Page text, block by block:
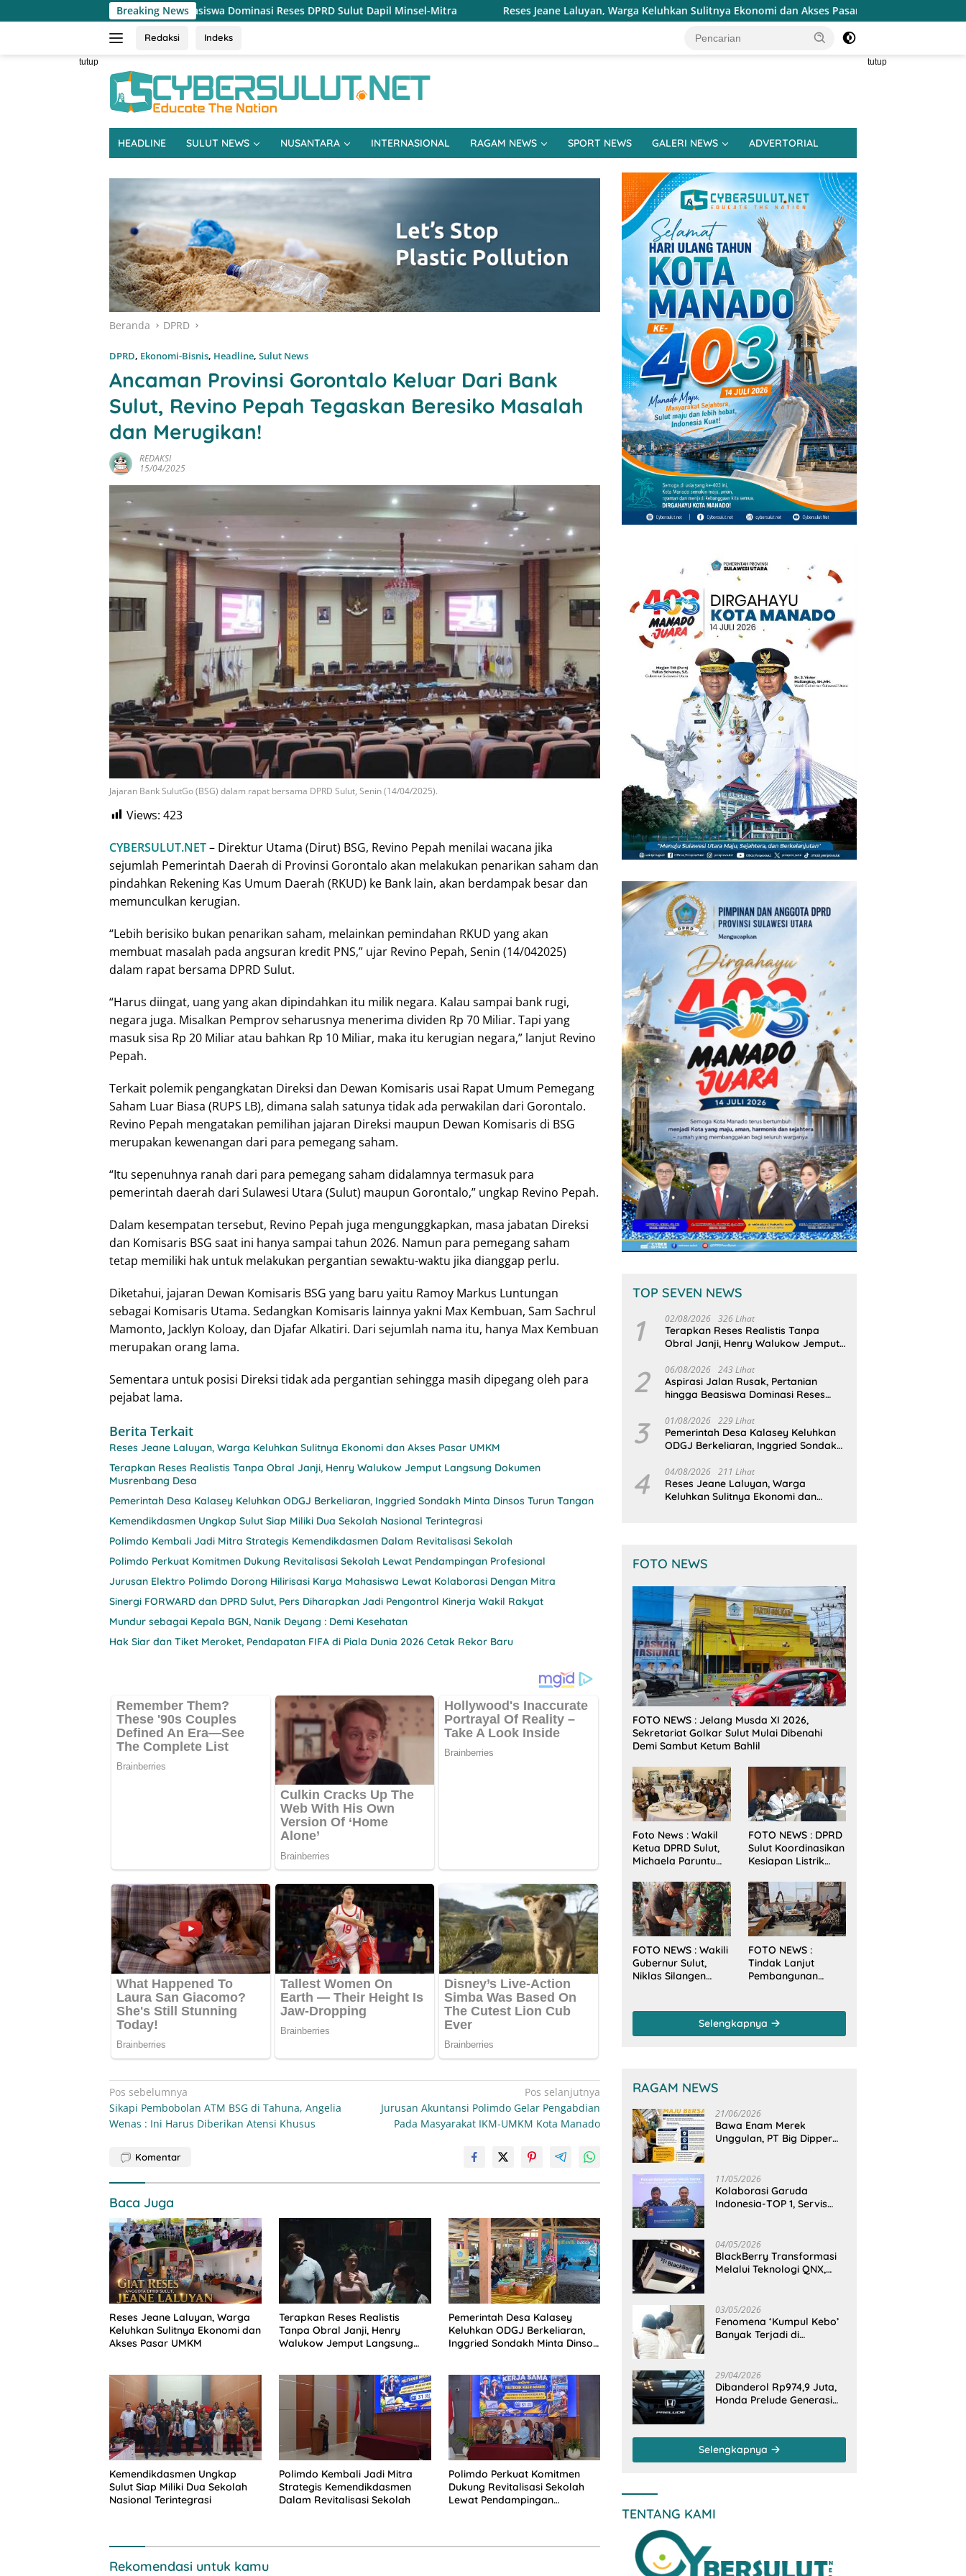
ke
Breaking News
Beasiswa Dominasi Reses DPRD Sulut Dapil Minsel-Mitra Reses Jeane Laluyan, Warga Keluhkan Sulitnya Ekonomi dan Akses Pasar UMKM Terapkan Reses Realistis Tanpa
Redaksi Indeks
tutup tutup
HEADLINE SULUT NEWS NUSANTARA INTERNASIONAL RAGAM NEWS SPORT NEWS GALERI NEWS ADVERTORIAL
Beranda DPRD
DPRD, Ekonomi-Bisnis, Headline, Sulut News
Ancaman Provinsi Gorontalo Keluar Dari Bank
Sulut, Revino Pepah Tegaskan Beresiko Masalah
dan Merugikan!
REDAKSI
15/04/2025
Jajaran Bank SulutGo (BSG) dalam rapat bersama DPRD Sulut, Senin (14/04/2025).
Views: 423
CYBERSULUT.NET– Direktur Utama (Dirut) BSG, Revino Pepah menilai wacana jika
sejumlah Pemerintah Daerah di Provinsi Gorontalo akan melakukan penarikan saham dan
pindahkan Rekening Kas Umum Daerah (RKUD) ke Bank lain, akan berdampak besar dan
memunculkan kerugian.
“Lebih berisiko bukan penarikan saham, melainkan pemindahan RKUD yang akan
membuat masalah pada angsuran kredit PNS,” ujar Revino Pepah, Senin (14/042025)
dalam rapat bersama DPRD Sulut.
“Harus diingat, uang yang akan dipindahkan itu milik negara. Kalau sampai bank rugi,
negara juga. Misalkan Pemprov seharusnya menerima dividen Rp 70 Miliar. Tapi yang
masuk sisa Rp 20 Miliar atau bahkan Rp 10 Miliar, maka itu kerugian negara,” lanjut Revino
Pepah.
Terkait polemik pengangkatan Direksi dan Dewan Komisaris usai Rapat Umum Pemegang
Saham Luar Biasa (RUPS LB), dimana salah satunya tidak ada perwakilan dari Gorontalo.
Revino Pepah mengatakan pemilihan jajaran Direksi maupun Dewan Komisaris di BSG
merupakan kewenangan dari para pemegang saham.
“Itu sepenuhnya ranah dari para pemegang saham didalamnya termasuk para
pemerintah daerah dari Sulawesi Utara (Sulut) maupun Gorontalo,” ungkap Revino Pepah.
Dalam kesempatan tersebut, Revino Pepah juga mengunggkapkan, masa jabatan Direksi
dan Komisaris BSG saat ini hanya sampai tahun 2026. Namun para pemegang saham
tetap memiliki hak untuk melakukan pergantian sewaktu-waktu jika dianggap perlu.
Diketahui, jajaran Dewan Komisaris BSG yang baru yaitu Ramoy Markus Luntungan
sebagai Komisaris Utama. Sedangkan Komisaris lainnya yakni Max Kembuan, Sam Sachrul
Mamonto, Jacklyn Koloay, dan Djafar Alkatiri. Dari sejumlah nama itu, hanya Max Kembuan
merupakan orang lama.
Sementara untuk posisi Direksi tidak ada pergantian sehingga masih dipegang oleh para
pejabat lama.
Berita Terkait
Reses Jeane Laluyan, Warga Keluhkan Sulitnya Ekonomi dan Akses Pasar UMKM
Terapkan Reses Realistis Tanpa Obral Janji, Henry Walukow Jemput Langsung Dokumen
Musrenbang Desa
Pemerintah Desa Kalasey Keluhkan ODGJ Berkeliaran, Inggried Sondakh Minta Dinsos Turun Tangan
Kemendikdasmen Ungkap Sulut Siap Miliki Dua Sekolah Nasional Terintegrasi
Polimdo Kembali Jadi Mitra Strategis Kemendikdasmen Dalam Revitalisasi Sekolah
Polimdo Perkuat Komitmen Dukung Revitalisasi Sekolah Lewat Pendampingan Profesional
Jurusan Elektro Polimdo Dorong Hilirisasi Karya Mahasiswa Lewat Kolaborasi Dengan Mitra
Sinergi FORWARD dan DPRD Sulut, Pers Diharapkan Jadi Pengontrol Kinerja Wakil Rakyat
Mundur sebagai Kepala BGN, Nanik Deyang : Demi Kesehatan
Hak Siar dan Tiket Meroket, Pendapatan FIFA di Piala Dunia 2026 Cetak Rekor Baru
Navigasi
pos
Pos sebelumnya
Sikapi Pembobolan ATM BSG di Tahuna, Angelia
Wenas : Ini Harus Diberikan Atensi Khusus
Pos selanjutnya
Jurusan Akuntansi Polimdo Gelar Pengabdian
Pada Masyarakat IKM-UMKM Kota Manado
Komentar
Baca Juga
Reses Jeane Laluyan, Warga
Keluhkan Sulitnya Ekonomi dan
Akses Pasar UMKM
Terapkan Reses Realistis
Tanpa Obral Janji, Henry
Walukow Jemput Langsung
Pemerintah Desa Kalasey
Keluhkan ODGJ Berkeliaran,
Inggried Sondakh Minta Dinsos
Kemendikdasmen Ungkap
Sulut Siap Miliki Dua Sekolah
Nasional Terintegrasi
Polimdo Kembali Jadi Mitra
Strategis Kemendikdasmen
Dalam Revitalisasi Sekolah
Polimdo Perkuat Komitmen
Dukung Revitalisasi Sekolah
Lewat Pendampingan
Rekomendasi untuk kamu
TOP SEVEN NEWS
1 02/08/2026 326 Lihat
Terapkan Reses Realistis Tanpa
Obral Janji, Henry Walukow Jemput
Desa
2 06/08/2026 243 Lihat
Aspirasi Jalan Rusak, Pertanian
hingga Beasiswa Dominasi Reses
3 01/08/2026 229 Lihat
Pemerintah Desa Kalasey Keluhkan
ODGJ Berkeliaran, Inggried Sondakh
4 04/08/2026 211 Lihat
Reses Jeane Laluyan, Warga
Keluhkan Sulitnya Ekonomi dan
FOTO NEWS
FOTO NEWS : Jelang Musda XI 2026,
Sekretariat Golkar Sulut Mulai Dibenahi
Demi Sambut Ketum Bahlil
Foto News : Wakil
Ketua DPRD Sulut,
Michaela Paruntu
Makan Malam
Gubernur Sulut
Bersama
Wamenkes RI
FOTO NEWS : DPRD
Sulut Koordinasikan
Kesiapan Listrik
Tahun Baru 2026
FOTO NEWS : Wakili
Gubernur Sulut,
Niklas Silangen
Desa Arakan Minsel
FOTO NEWS :
Tindak Lanjut
Pembangunan
Sulut Sambangi
Dirjen SDA
Selengkapnya
RAGAM NEWS
21/06/2026
Bawa Enam Merek
Unggulan, PT Big Dipper
Pasar di Sulawesi Utara
11/05/2026
Kolaborasi Garuda
Indonesia-TOP 1, Servis
04/05/2026
BlackBerry Transformasi
Melalui Teknologi QNX,
Otomotif
03/05/2026
Fenomena ‘Kumpul Kebo’
Banyak Terjadi di
di Kota Manado
29/04/2026
Dibanderol Rp974,9 Juta,
Honda Prelude Generasi
Selengkapnya
TENTANG KAMI